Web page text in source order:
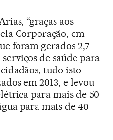
“graças aos
Corporação, em
foram gerados 2,7
de saúde para
tudo isto
em 2013, e levou-
para mais de 50
para mais de 40